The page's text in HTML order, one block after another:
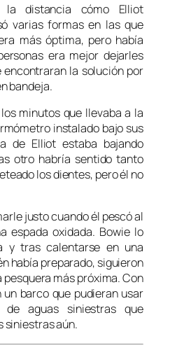
la distancia cómo Elliot
varias formas en las que
más óptima, pero había
era mejor dejarles
la solución por
bandeja.
minutos que llevaba a la
instalado bajo sus
de Elliot estaba bajando
otro habría sentido tanto
los dientes, pero él no
justo cuando él pescó al
espada oxidada. Bowie lo
y tras calentarse en una
había preparado, siguieron
más próxima. Con
barco que pudieran usar
aguas siniestras que
siniestras aún.